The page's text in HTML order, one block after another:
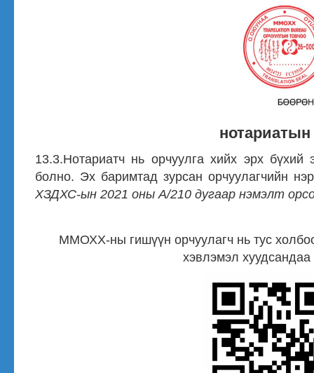
13.3.Нотариатч нь орчуулга хийх эрх бүхий
болно. Эх баримтад зурсан орчуулагчийн
ХЗДХС-ын 2021 оны А/210 дугаар нэмэлт
ММОХХ-ны гишүүн орчуулагч нь тус
хэвлэмэл